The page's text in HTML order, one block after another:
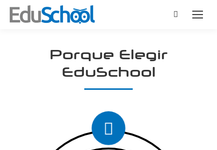
Buscar:
Porque Elegir
EduSchool